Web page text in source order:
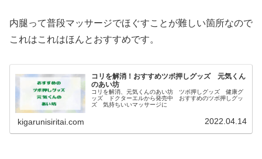
内腿って普段マッサージでほぐすことが難しい箇所なので
これはこれはほんとおすすめです。
コリを解消！おすすめツボ押しグッズ 元気くん
のあい坊
コリを解消、元気くんのあい坊 ツボ押しグッズ 健康グ
ッズ ドクターエルから発売中 おすすめのツボ押しグッ
ズ 気持ちいいマッサージに
kigarunisiritai.com 2022.04.14